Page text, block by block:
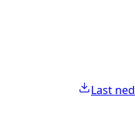
Last ned